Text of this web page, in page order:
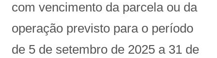
com vencimento da parcela ou da
operação previsto para o período
de 5 de setembro de 2025 a 31 de